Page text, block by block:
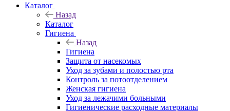
Каталог
Назад
Каталог
Гигиена
Назад
Гигиена
Защита от насекомых
Уход за зубами и полостью рта
Контроль за потоотделением
Женская гигиена
Уход за лежачими больными
Гигиенические расходные материалы